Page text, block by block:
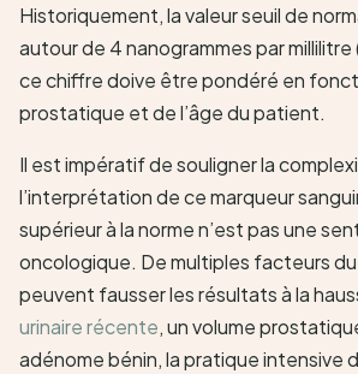
Historiquement, la valeur seuil de
autour de 4 nanogrammes par
ce chiffre doive être pondéré en
prostatique et de l’âge du patient.
Il est impératif de souligner la
l’interprétation de ce marqueur
supérieur à la norme n’est pas une
oncologique. De multiples facteurs
peuvent fausser les résultats à la
urinaire récente, un volume
adénome bénin, la pratique intensive